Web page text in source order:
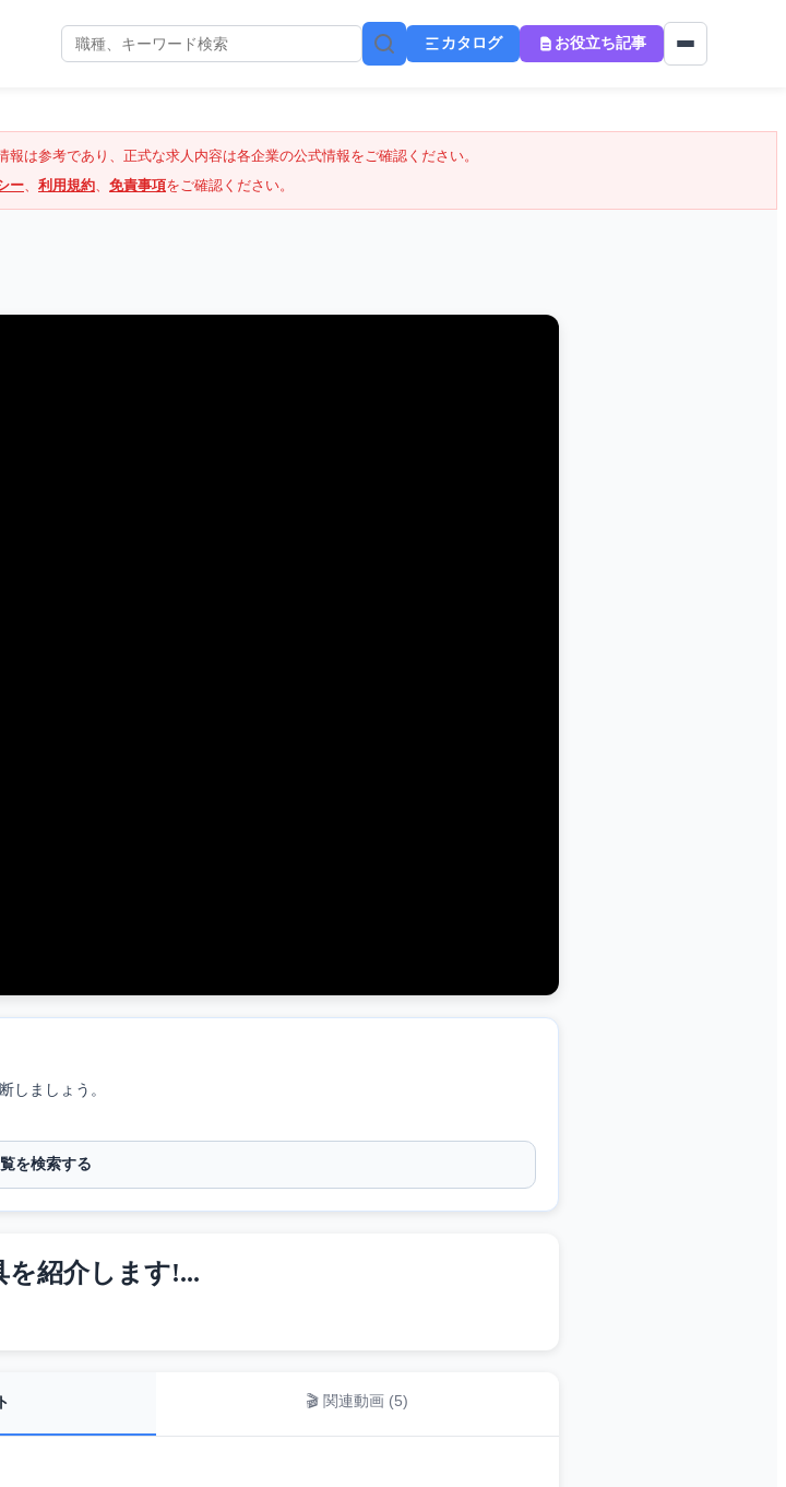
カタログ お役立ち記事
は参考であり、正式な求人内容は各企業の公式情報をご確認ください。
ー、 利用規約、 免責事項をご確認ください。
しましょう。
を検索する
を紹介します!...
🎬 関連動画 (5)